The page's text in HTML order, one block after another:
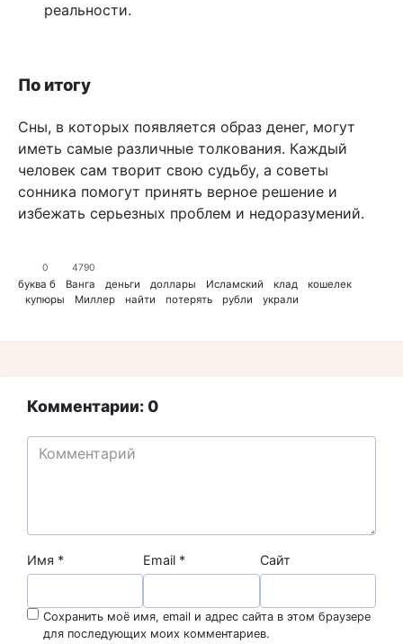
реальности.
По итогу
Сны, в которых появляется образ денег, могут
иметь самые различные толкования. Каждый
человек сам творит свою судьбу, а советы
сонника помогут принять верное решение и
избежать серьезных проблем и недоразумений.
0 4790
буква б Ванга деньги доллары Исламский клад
кошелек
купюры
Миллер найти потерять рубли украли
Комментарии: 0
Имя * Email * Сайт
Сохранить моё имя, email и адрес сайта в этом браузере
для последующих моих комментариев.